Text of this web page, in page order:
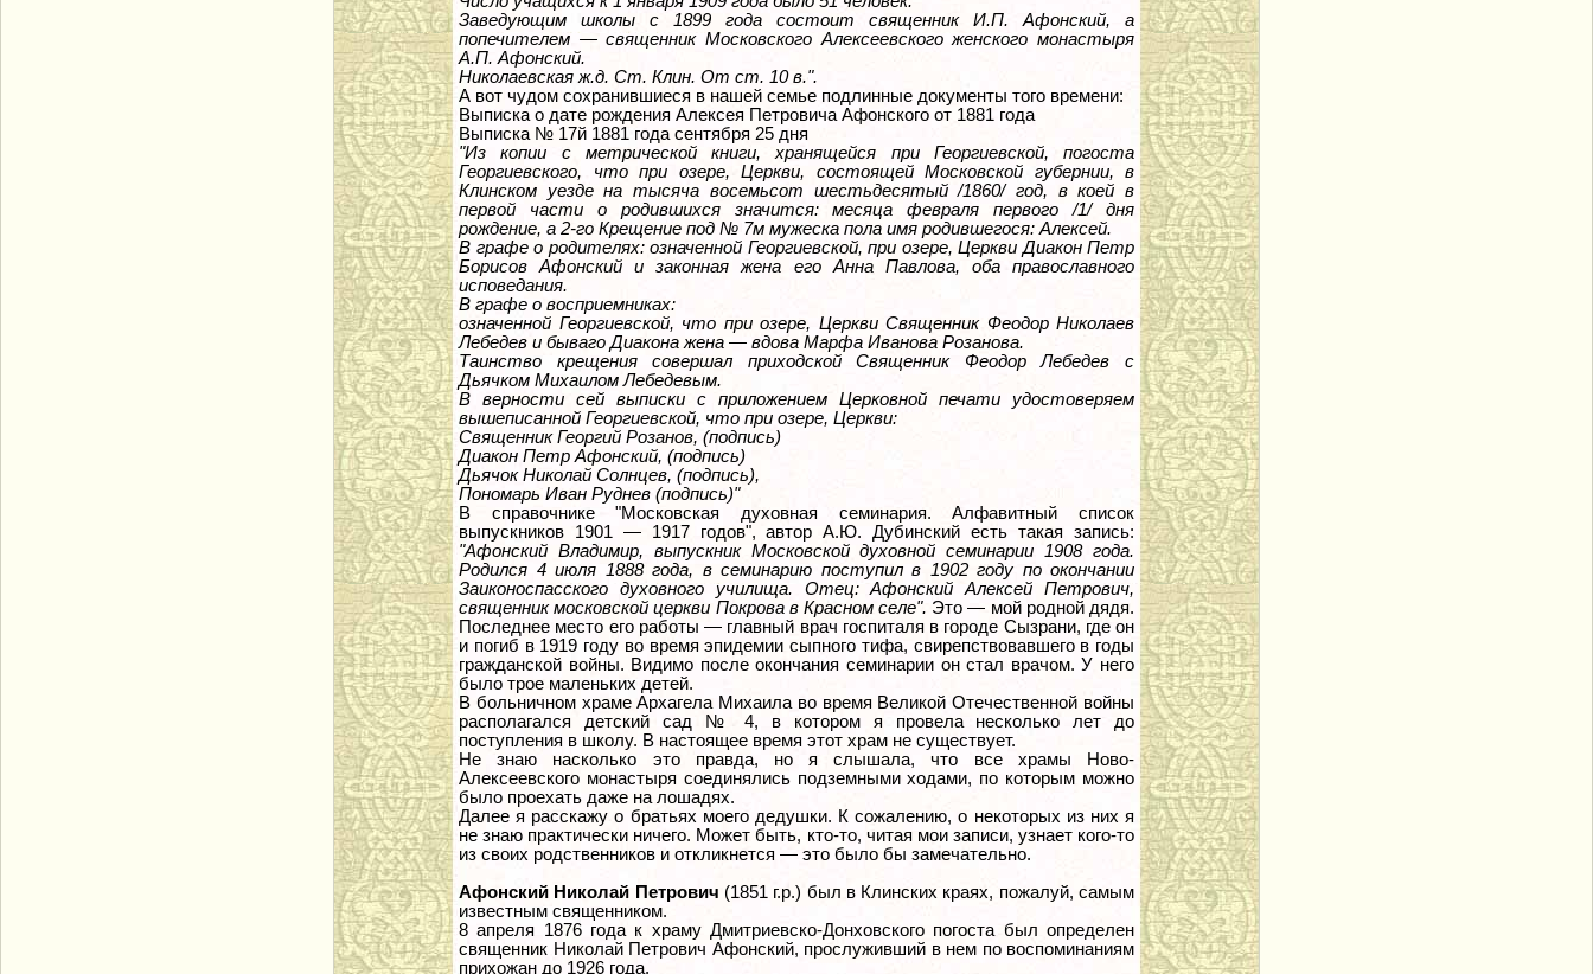
Заведующим школы с 1899 года состоит священник И.П. Афонский, а
попечителем — священник Московского Алексеевского женского монастыря
А.П. Афонский.
Николаевская ж.д. Ст. Клин. От ст. 10 в.".
А вот чудом сохранившиеся в нашей семье подлинные документы того времени:
Выписка о дате рождения Алексея Петровича Афонского от 1881 года
Выписка № 17й 1881 года сентября 25 дня
"Из копии с метрической книги, хранящейся при Георгиевской, погоста
Георгиевского, что при озере, Церкви, состоящей Московской губернии, в
Клинском уезде на тысяча восемьсот шестьдесятый /1860/ год, в коей в
первой части о родившихся значится: месяца февраля первого /1/ дня
рождение, а 2-го Крещение под № 7м мужеска пола имя родившегося: Алексей.
В графе о родителях: означенной Георгиевской, при озере, Церкви Диакон Петр
Борисов Афонский и законная жена его Анна Павлова, оба православного
исповедания.
В графе о восприемниках:
означенной Георгиевской, что при озере, Церкви Священник Феодор Николаев
Лебедев и бываго Диакона жена — вдова Марфа Иванова Розанова.
Таинство крещения совершал приходской Священник Феодор Лебедев с
Дьячком Михаилом Лебедевым.
В верности сей выписки с приложением Церковной печати удостоверяем
вышеписанной Георгиевской, что при озере, Церкви:
Священник Георгий Розанов, (подпись)
Диакон Петр Афонский, (подпись)
Дьячок Николай Солнцев, (подпись),
Пономарь Иван Руднев (подпись)"
В справочнике "Московская духовная семинария. Алфавитный список
выпускников 1901 — 1917 годов", автор А.Ю. Дубинский есть такая запись:
"Афонский Владимир, выпускник Московской духовной семинарии 1908 года.
Родился 4 июля 1888 года, в семинарию поступил в 1902 году по окончании
Заиконоспасского духовного училища. Отец: Афонский Алексей Петрович,
священник московской церкви Покрова в Красном селе". Это — мой родной дядя.
Последнее место его работы — главный врач госпиталя в городе Сызрани, где он
и погиб в 1919 году во время эпидемии сыпного тифа, свирепствовавшего в годы
гражданской войны. Видимо после окончания семинарии он стал врачом. У него
было трое маленьких детей.
В больничном храме Архагела Михаила во время Великой Отечественной войны
располагался детский сад № 4, в котором я провела несколько лет до
поступления в школу. В настоящее время этот храм не существует.
Не знаю насколько это правда, но я слышала, что все храмы Ново-
Алексеевского монастыря соединялись подземными ходами, по которым можно
было проехать даже на лошадях.
Далее я расскажу о братьях моего дедушки. К сожалению, о некоторых из них я
не знаю практически ничего. Может быть, кто-то, читая мои записи, узнает кого-то
из своих родственников и откликнется — это было бы замечательно.
Афонский Николай Петрович (1851 г.р.) был в Клинских краях, пожалуй, самым
известным священником.
8 апреля 1876 года к храму Дмитриевско-Донховского погоста был определен
священник Николай Петрович Афонский, прослуживший в нем по воспоминаниям
прихожан до 1926 года.